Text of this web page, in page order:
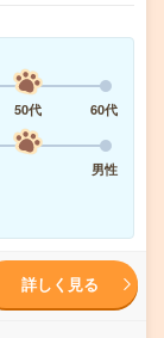
50代
60代
男性
詳しく見る